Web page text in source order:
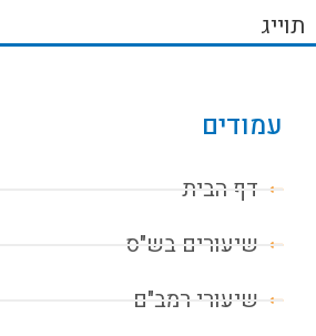
תוייג
עמודים
דף הבית
שיעורים בש"ס
שיעורי רמב"ם